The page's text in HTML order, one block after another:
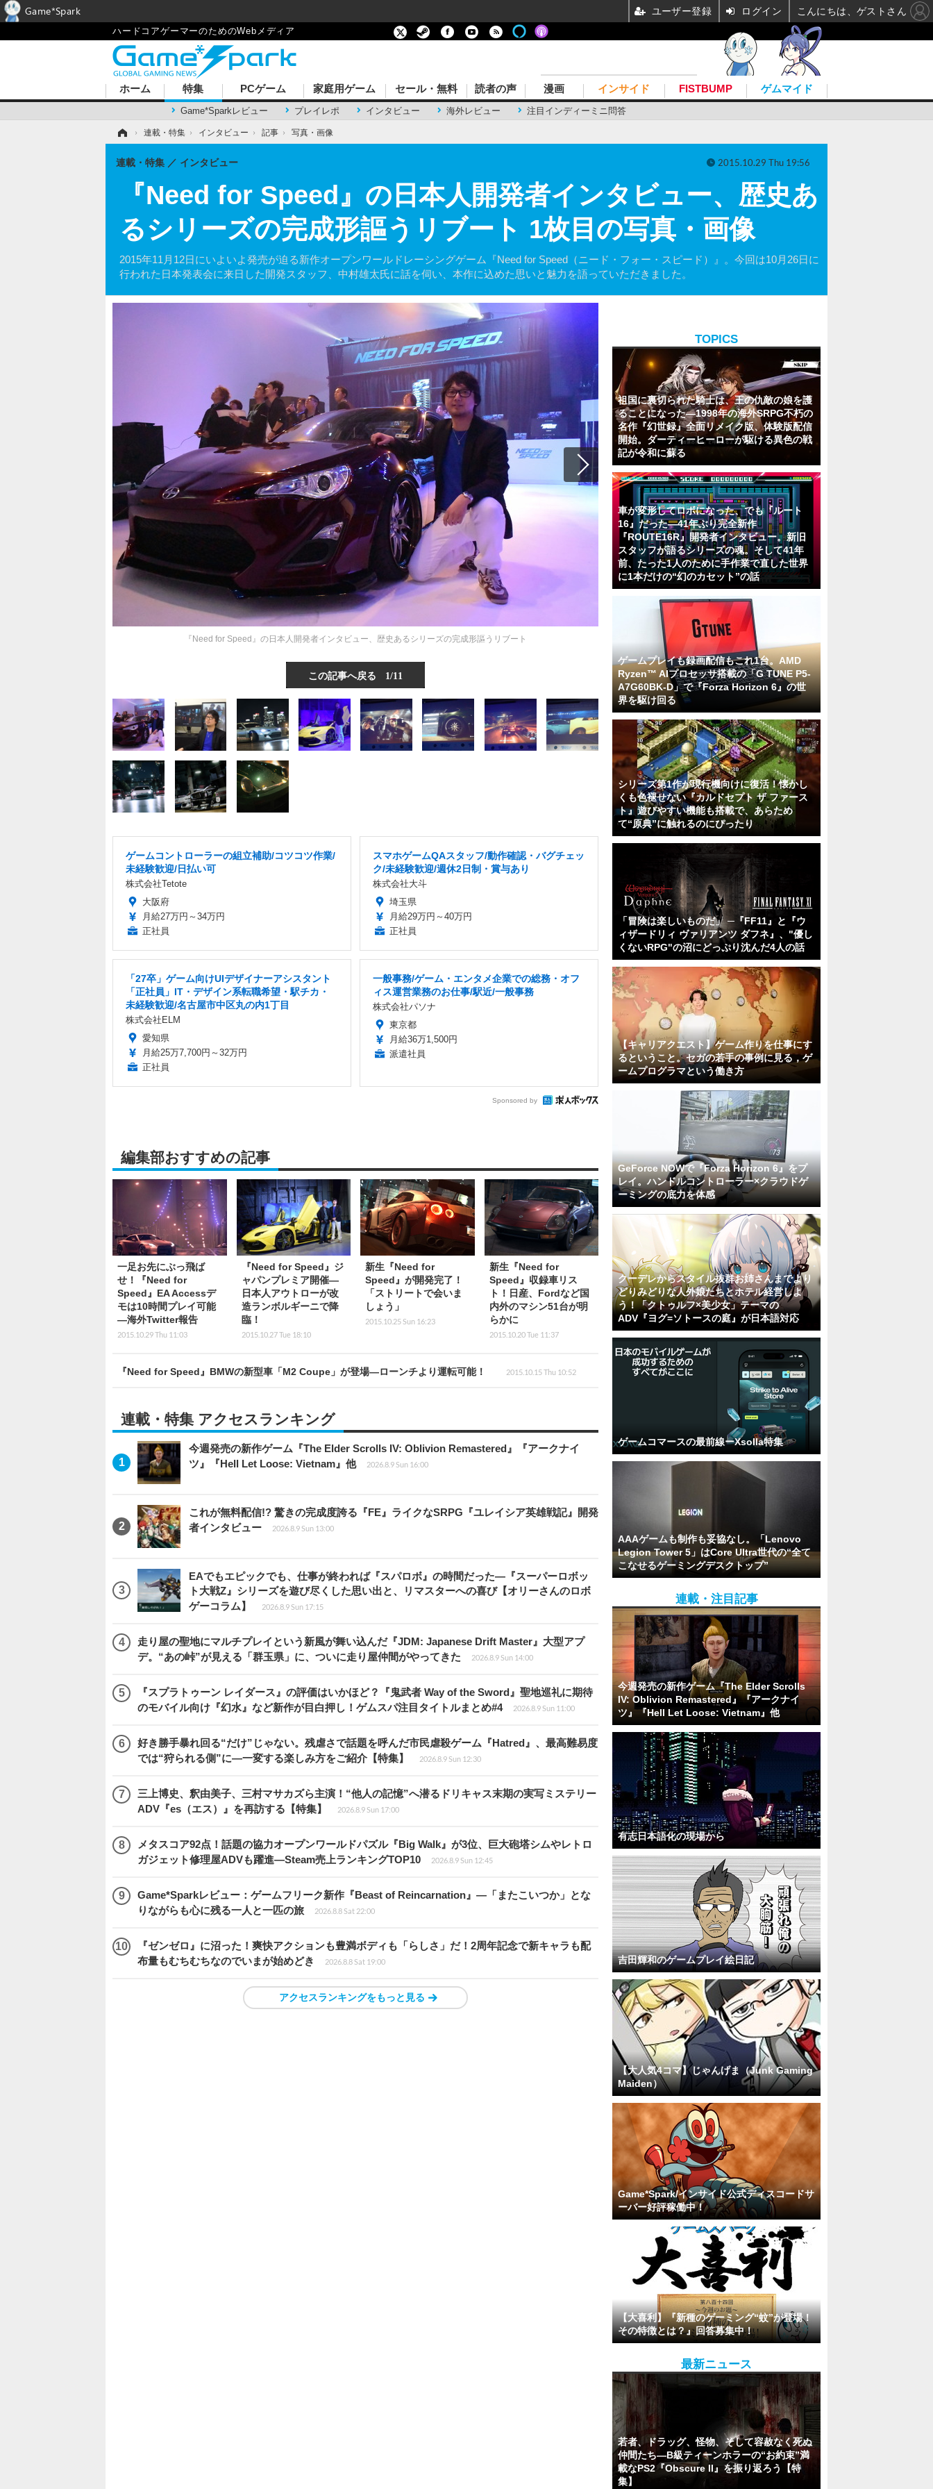
ハードコアゲーマーのためのWebメディア
ホーム 特集
Game*Sparkレビュー プレイレポ インタビュー 海外レビュー 注目インディーミニ問答
PCゲーム 家庭用ゲーム セール・無料 読者の声 漫画 インサイド FISTBUMP ゲムマイド
› 連載・特集 › インタビュー › 記事 › 写真・画像
『Need for Speed』の日本人開発者インタビュー、歴史あ
るシリーズの完成形謳うリブート 1枚目の写真・画像
2015年11月12日にいよいよ発売が迫る新作オープンワールドレーシングゲーム『Need for Speed（ニード・フォー・スピード）』。今回は10月26日に
行われた日本発表会に来日した開発スタッフ、中村雄太氏に話を伺い、本作に込めた思いと魅力を語っていただきました。
連載・特集 インタビュー 2015.10.29 Thu 19:56
『Need for Speed』の日本人開発者インタビュー、歴史あるシリーズの完成形謳うリブート
この記事へ戻る 1/11
ゲームコントローラーの組立補助/コツコツ作業/
未経験歓迎/日払い可
株式会社Tetote
大阪府
月給27万円～34万円
正社員
スマホゲームQAスタッフ/動作確認・バグチェッ
ク/未経験歓迎/週休2日制・賞与あり
株式会社大斗
埼玉県
月給29万円～40万円
正社員
「27卒」ゲーム向けUIデザイナーアシスタント
「正社員」IT・デザイン系転職希望・駅チカ・
未経験歓迎/名古屋市中区丸の内1丁目
株式会社ELM
愛知県
月給25万7,700円～32万円
正社員
一般事務/ゲーム・エンタメ企業での総務・オフ
ィス運営業務のお仕事/駅近/一般事務
株式会社パソナ
東京都
月給36万1,500円
派遣社員
Sponsored by
編集部おすすめの記事
一足お先にぶっ飛ば
せ！『Need for
Speed』EA Accessデ
モは10時間プレイ可能
―海外Twitter報告
2015.10.29 Thu 11:03
『Need for Speed』ジ
ャパンプレミア開催―
日本人アウトローが改
造ランボルギーニで降
臨！
2015.10.27 Tue 18:10
新生『Need for
Speed』が開発完了！
「ストリートで会いま
しょう」
2015.10.25 Sun 16:23
新生『Need for
Speed』収録車リス
ト！日産、Fordなど国
内外のマシン51台が明
らかに
2015.10.20 Tue 11:37
『Need for Speed』BMWの新型車「M2 Coupe」が登場―ローンチより運転可能！ 2015.10.15 Thu 10:52
連載・特集 アクセスランキング
今週発売の新作ゲーム『The Elder Scrolls IV: Oblivion Remastered』『アークナイ
ツ』『Hell Let Loose: Vietnam』他
2026.8.9 Sun 16:00
これが無料配信!? 驚きの完成度誇る『FE』ライクなSRPG『ユレイシア英雄戦記』開発
者インタビュー
2026.8.9 Sun 13:00
EAでもエピックでも、仕事が終われば『スパロボ』の時間だった―『スーパーロボッ
ト大戦Z』シリーズを遊び尽くした思い出と、リマスターへの喜び【オリーさんのロボ
ゲーコラム】
2026.8.9 Sun 17:15
走り屋の聖地にマルチプレイという新風が舞い込んだ『JDM: Japanese Drift Master』大型アプ
デ。“あの峠”が見える「群玉県」に、ついに走り屋仲間がやってきた
2026.8.9 Sun 14:00
『スプラトゥーン レイダース』の評価はいかほど？『鬼武者 Way of the Sword』聖地巡礼に期待
のモバイル向け『幻水』など新作が目白押し！ゲムスパ注目タイトルまとめ#4
2026.8.9 Sun 11:00
好き勝手暴れ回る“だけ”じゃない。残虐さで話題を呼んだ市民虐殺ゲーム『Hatred』、最高難易度
では“狩られる側”に―一変する楽しみ方をご紹介【特集】
2026.8.9 Sun 12:30
三上博史、釈由美子、三村マサカズら主演！“他人の記憶”へ潜るドリキャス末期の実写ミステリー
ADV『es（エス）』を再訪する【特集】
2026.8.9 Sun 17:00
メタスコア92点！話題の協力オープンワールドパズル『Big Walk』が3位、巨大砲塔シムやレトロ
ガジェット修理屋ADVも躍進―Steam売上ランキングTOP10
2026.8.9 Sun 12:45
Game*Sparkレビュー：ゲームフリーク新作『Beast of Reincarnation』―「またこいつか」とな
りながらも心に残る一人と一匹の旅
2026.8.8 Sat 22:00
『ゼンゼロ』に沼った！爽快アクションも豊満ボディも「らしさ」だ！2周年記念で新キャラも配
布量もむちむちなのでいまが始めどき
2026.8.8 Sat 19:00
アクセスランキングをもっと見る
TOPICS
祖国に裏切られた騎士は、王の仇敵の娘を護
ることになった―1998年の海外SRPG不朽の
名作『幻世録』全面リメイク版、体験版配信
開始。ダーティーヒーローが駆ける異色の戦
記が令和に蘇る
車が変形してロボになった、でも『ルート
16』だった―41年ぶり完全新作
『ROUTE16R』開発者インタビュー。新旧
スタッフが語るシリーズの魂。そして41年
前、たった1人のために手作業で直した世界
に1本だけの“幻のカセット”の話
ゲームプレイも録画配信もこれ1台。AMD
Ryzen™ AIプロセッサ搭載の「G TUNE P5-
A7G60BK-D」で『Forza Horizon 6』の世
界を駆け回る
シリーズ第1作が現行機向けに復活！懐かし
くも色褪せない『カルドセプト ザ ファース
ト』遊びやすい機能も搭載で、あらため
て“原典”に触れるのにぴったり
「冒険は楽しいものだ」 ─『FF11』と『ウ
ィザードリィ ヴァリアンツ ダフネ』、"優し
くないRPG"の沼にどっぷり沈んだ4人の話
【キャリアクエスト】ゲーム作りを仕事にす
るということ。セガの若手の事例に見る，ゲ
ームプログラマという働き方
GeForce NOWで『Forza Horizon 6』をプ
レイ。ハンドルコントローラー×クラウドゲ
ーミングの底力を体感
クーデレからスタイル抜群お姉さんまでより
どりみどりな人外娘たちとホテル経営しよ
う！「クトゥルフ×美少女」テーマの
ADV『ヨグ=ソトースの庭』が日本語対応
ゲームコマースの最前線ーXsolla特集
AAAゲームも制作も妥協なし。「Lenovo
Legion Tower 5」はCore Ultra世代の“全て
こなせるゲーミングデスクトップ”
連載・注目記事
今週発売の新作ゲーム『The Elder Scrolls
IV: Oblivion Remastered』『アークナイ
ツ』『Hell Let Loose: Vietnam』他
有志日本語化の現場から
吉田輝和のゲームプレイ絵日記
【大人気4コマ】じゃんげま（Junk Gaming
Maiden）
Game*Spark/インサイド公式ディスコードサ
ーバー好評稼働中！
【大喜利】『新種のゲーミング“蚊”が登場！
その特徴とは？』回答募集中！
最新ニュース
若者、ドラッグ、怪物、そして容赦なく死ぬ
仲間たち―B級ティーンホラーの“お約束”満
載なPS2『Obscure II』を振り返ろう【特
集】
Game*Spark ユーザー登録 ログイン こんにちは、ゲストさん